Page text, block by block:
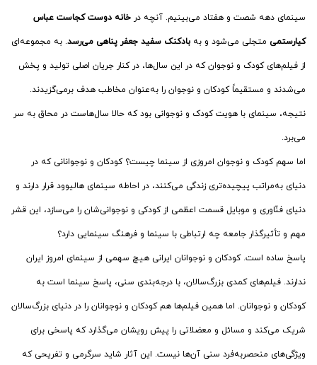
سینمای دهه شصت و هفتاد می‌بینیم. آنچه در خانه دوست کجاست عباس
کیارستمی متجلی می‌شود و به بادکنک سفید جعفر پناهی می‌رسد. به مجموعه‌ای
از فیلم‌های کودک و نوجوان که در این سال‌ها، در کنار جریان اصلی تولید و پخش
می‌شدند و مستقیماً کودکان و نوجوان را به‌عنوان مخاطب هدف برمی‌گزیدند.
نتیجه، سینمای با هویت کودک و نوجوانی بود که حالا سال‌هاست در محاق به سر
می‌برد.
اما سهم کودک و نوجوان امروزی از سینما چیست؟ کودکان و نوجوانانی که در
دنیای به‌مراتب پیچیده‌تری زندگی می‌کنند، در احاطه سینمای هالیوود قرار دارند و
دنیای فنّاوری و موبایل قسمت اعظمی از کودکی و نوجوانی‌شان را می‌سازد، این قشر
مهم و تأثیرگذار جامعه چه ارتباطی با سینما و فرهنگ سینمایی دارد؟
پاسخ ساده است. کودکان و نوجوانان ایرانی هیچ سهمی از سینمای امروز ایران
ندارند. فیلم‌های کمدی بزرگ‌سالان، با درجه‌بندی سنی، پاسخ سینما است به
کودکان و نوجوانان. اما همین فیلم‌ها هم کودکان و نوجوانان را در دنیای بزرگ‌سالان
شریک می‌کند و مسائل و معضلاتی را پیش رویشان می‌گذارد که پاسخی برای
ویژگی‌های منحصربه‌فرد سنی آن‌ها نیست. این آثار شاید سرگرمی و تفریحی که